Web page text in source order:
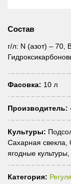
Состав
г/л: N (азот) – 70,
Фасовка: 10 л
Производитель:
Культуры:
Сахарная
ягодные
Категория: